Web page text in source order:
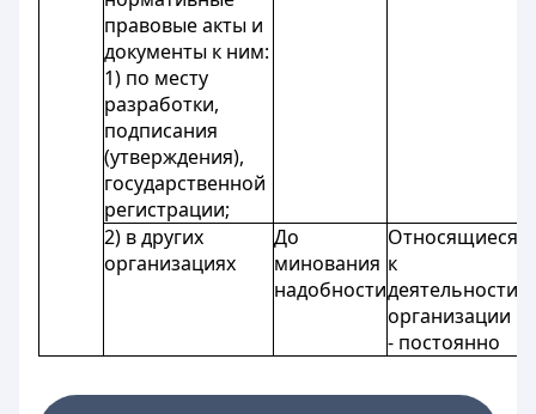
правовые акты и
документы к ним:
1) по месту
разработки,
подписания
(утверждения),
государственной
регистрации;
2) в других
организациях
До
минования
надобности
Относящиеся
к
деятельности
организации
- постоянно